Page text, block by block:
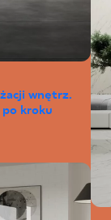
wnętrz.
kroku